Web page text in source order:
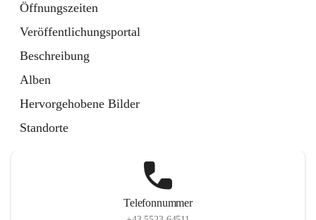
Öffnungszeiten
Veröffentlichungsportal
Beschreibung
Alben
Hervorgehobene Bilder
Standorte
Telefonnummer